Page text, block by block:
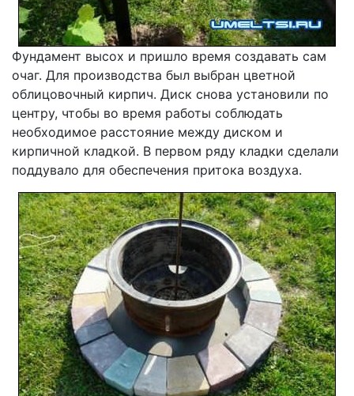
Фундамент высох и пришло время создавать сам
очаг. Для производства был выбран цветной
облицовочный кирпич. Диск снова установили по
центру, чтобы во время работы соблюдать
необходимое расстояние между диском и
кирпичной кладкой. В первом ряду кладки сделали
поддувало для обеспечения притока воздуха.